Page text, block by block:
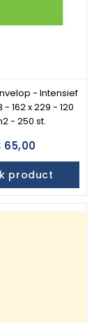
- Intensief
162 x 229 - 120
- 250 st.
65,00
product